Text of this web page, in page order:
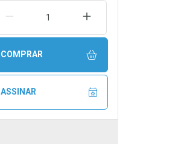
REMOVER UMA UNIDADEAUMENTAR UMA
COMPRAR
ASSINAR